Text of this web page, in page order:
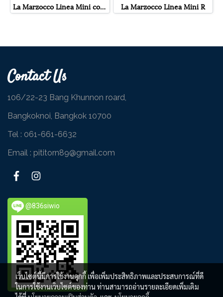
La Marzocco Linea Mini color La Marzocco Linea Mini R
Contact Us
106/22-23 Bang Khunnon roard,
Bangkoknoi, Bangkok 10700
Tel : 061-661-6632
Email : pititorn89@gmail.com
@836siwio
เว็บไซต์นี้มีการใช้งานคุกกี้ เพื่อเพิ่มประสิทธิภาพและประสบการณ์ที่ดี
ในการใช้งานเว็บไซต์ของท่าน ท่านสามารถอ่านรายละเอียดเพิ่มเติม